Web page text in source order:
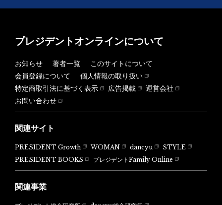
プレジデントオンラインについて
お知らせ 著者一覧
このサイトについて
会員登録について
個人情報の取り扱い
特定商取引法に基づく表示
広告掲載
運営会社
お問い合わせ
関連サイト
PRESIDENT Growth WOMAN dancyu
STYLE
PRESIDENT BOOKS
プレジデントFamily Online
関連事業